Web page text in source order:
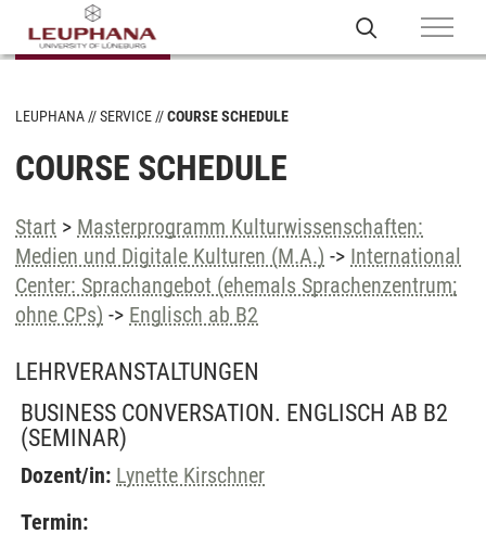
LEUPHANA SERVICE COURSE SCHEDULE
COURSE SCHEDULE
Start > Masterprogramm Kulturwissenschaften:
Medien und Digitale Kulturen (M.A.) -> International
Center: Sprachangebot (ehemals Sprachenzentrum;
ohne CPs) -> Englisch ab B2
LEHRVERANSTALTUNGEN
BUSINESS CONVERSATION. ENGLISCH AB B2
(SEMINAR)
Dozent/in: Lynette Kirschner
Termin: